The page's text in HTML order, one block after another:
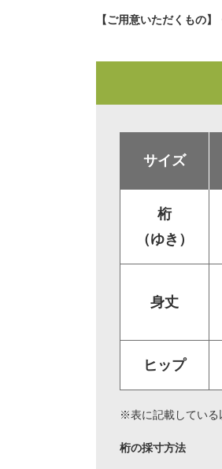
【ご用意いただくもの
サイズ
桁
（ゆき）
身丈
ヒップ
※表に記載している
桁の採寸方法